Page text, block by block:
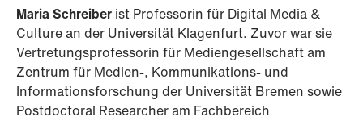
Maria Schreiber ist Professorin für Digital Media &
Culture an der Universität Klagenfurt. Zuvor war sie
Vertretungsprofessorin für Mediengesellschaft am
Zentrum für Medien-, Kommunikations- und
Informationsforschung der Universität Bremen sowie
Postdoctoral Researcher am Fachbereich